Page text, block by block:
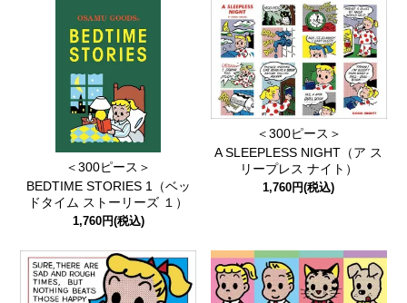
＜300ピース＞
BEDTIME STORIES 1（ベッ
ドタイム ストーリーズ １）
1,760円(税込)
＜300ピース＞
A SLEEPLESS NIGHT（ア ス
リープレス ナイト）
1,760円(税込)